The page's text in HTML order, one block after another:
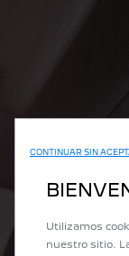
CONTINUAR SIN
Utilizamos
nuestro sitio.